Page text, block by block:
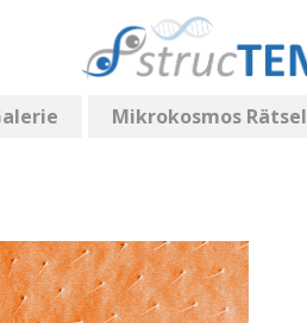
Mikrokosmos Rätsel